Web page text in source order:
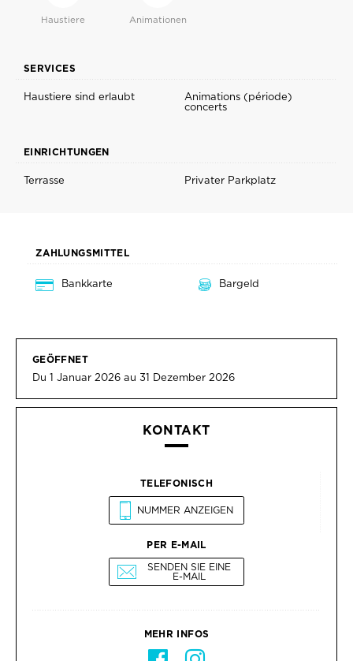
Haustiere Animationen
SERVICES
Haustiere sind erlaubt Animations (période)
concerts
EINRICHTUNGEN
Terrasse Privater Parkplatz
ZAHLUNGSMITTEL
Bankkarte Bargeld
GEÖFFNET
Du 1 Januar 2026 au 31 Dezember 2026
KONTAKT
TELEFONISCH
NUMMER ANZEIGEN
PER E-MAIL
SENDEN SIE EINE
E-MAIL
MEHR INFOS